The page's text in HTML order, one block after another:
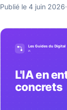
Publié le 4 juin 2026·